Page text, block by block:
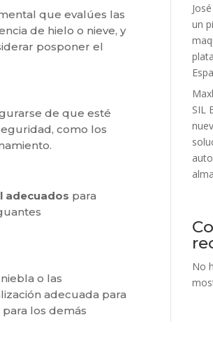
que evalúes las
de hielo o nieve, y
posponer el
de que esté
como los
adecuados para
o las
adecuada para
los demás
un
SIL
No